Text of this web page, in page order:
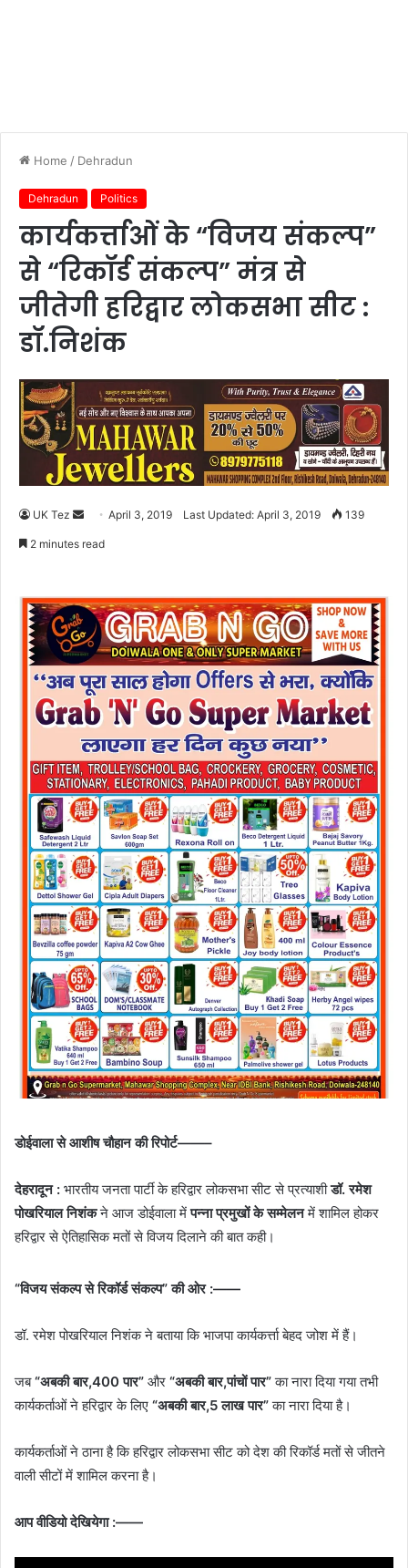
Home / Dehradun
Dehradun Politics
कार्यकर्त्ताओं के “विजय संकल्प”
से “रिकॉर्ड संकल्प” मंत्र से
जीतेगी हरिद्वार लोकसभा सीट :
डॉ.निशंक
UK Tez
a
e
m
a
i
April 3, 2019 Last Updated: April 3, 2019 139
2 minutes read
डोईवाला से आशीष चौहान की रिपोर्ट——–
देहरादून : भारतीय जनता पार्टी के हरिद्वार लोकसभा सीट से प्रत्याशीडॉ. रमेश
पोखरियाल निशंकने आज डोईवाला मेंपन्ना प्रमुखों के सम्मेलनमें शामिल होकर
हरिद्वार से ऐतिहासिक मतों से विजय दिलाने की बात कही।
“विजय संकल्प से रिकॉर्ड संकल्प” की ओर :——
डॉ. रमेश पोखरियाल निशंक ने बताया कि भाजपा कार्यकर्त्ता बेहद जोश में हैं।
जब“अबकी बार,400 पार” और “अबकी बार,पांचों पार”का नारा दिया गया तभी
कार्यकर्ताओं ने हरिद्वार के लिए “अबकी बार,5 लाख पार”का नारा दिया है।
कार्यकर्ताओं ने ठाना है कि हरिद्वार लोकसभा सीट को देश की रिकॉर्ड मतों से जीतने
वाली सीटों में शामिल करना है।
आप वीडियो देखियेगा :——